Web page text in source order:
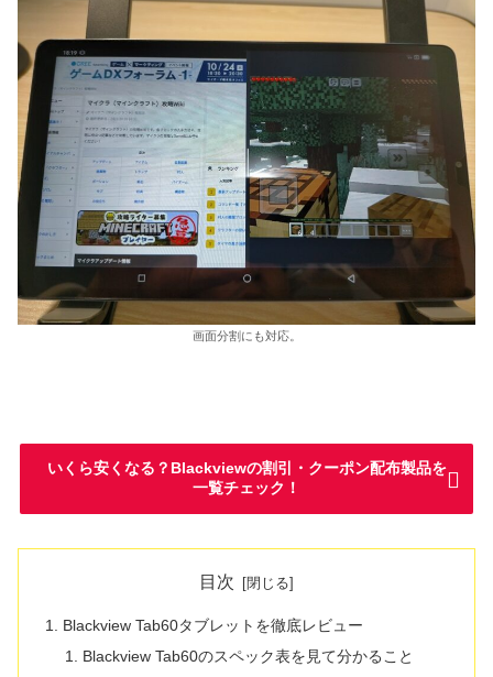
画面分割にも対応。
いくら安くなる？Blackviewの割引・クーポン配布製品を
一覧チェック！
目次
Blackview Tab60タブレットを徹底レビュー
Blackview Tab60のスペック表を見て分かること